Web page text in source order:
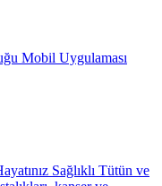
Mobil Uygulaması
Sağlıklı Tütün ve